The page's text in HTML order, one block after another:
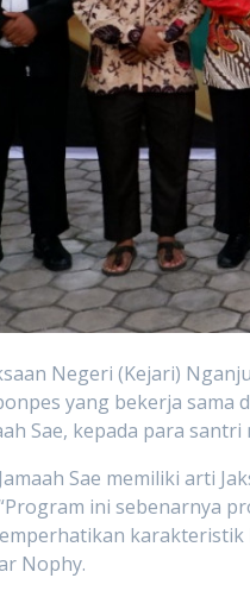
Negeri (Kejari)
yang bekerja
Sae, kepada para santri
Sae memiliki arti
ini sebenarnya
karakteristik
Nophy.